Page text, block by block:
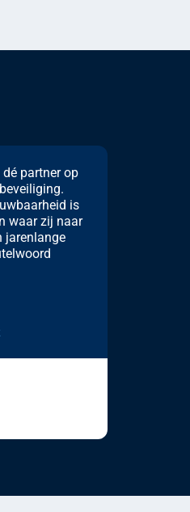
partner op
is
waar zij naar
jarenlange